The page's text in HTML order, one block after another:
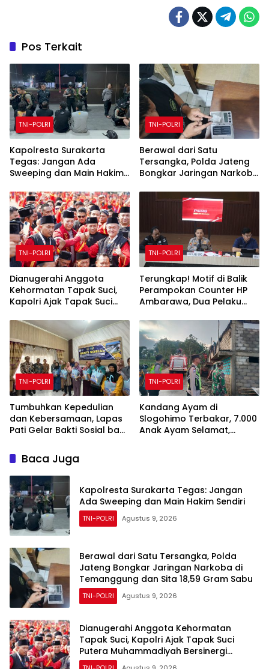
Pos Terkait
TNI-POLRI
Kapolresta Surakarta
Tegas: Jangan Ada
Sweeping dan Main Hakim
TNI-POLRI
Berawal dari Satu
Tersangka, Polda Jateng
Bongkar Jaringan Narkoba
18,59 Gram Sabu
TNI-POLRI
Dianugerahi Anggota
Kehormatan Tapak Suci,
Kapolri Ajak Tapak Suci
Bersinergi dengan Polri
Jaga Generasi Muda dari
Ancaman Zaman
TNI-POLRI
Terungkap! Motif di Balik
Perampokan Counter HP
Ambarawa, Dua Pelaku
Bawa puluhan HP
TNI-POLRI
Tumbuhkan Kepedulian
dan Kebersamaan, Lapas
Pati Gelar Bakti Sosial bagi
TNI-POLRI
Kandang Ayam di
Slogohimo Terbakar, 7.000
Anak Ayam Selamat,
Baca Juga
Kapolresta Surakarta Tegas: Jangan
Ada Sweeping dan Main Hakim Sendiri
TNI-POLRI Agustus 9, 2026
Berawal dari Satu Tersangka, Polda
Jateng Bongkar Jaringan Narkoba di
Temanggung dan Sita 18,59 Gram Sabu
TNI-POLRI Agustus 9, 2026
Dianugerahi Anggota Kehormatan
Tapak Suci, Kapolri Ajak Tapak Suci
Putera Muhammadiyah Bersinergi
dengan Polri Jaga Generasi Muda dari